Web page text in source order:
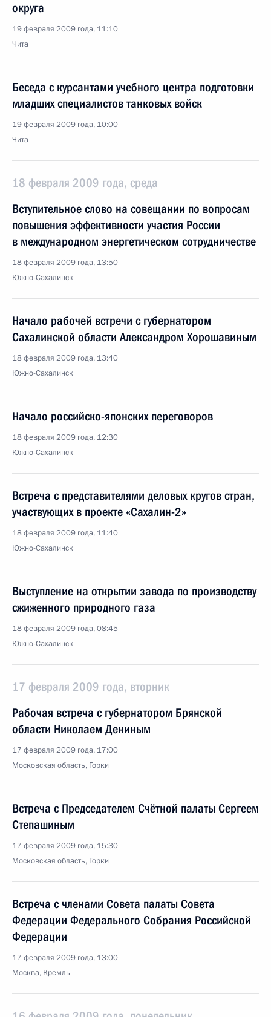
округа
19 февраля 2009 года, 11:10
Чита
Беседа с курсантами учебного центра подготовки
младших специалистов танковых войск
19 февраля 2009 года, 10:00
Чита
18 февраля 2009 года, среда
Вступительное слово на совещании по вопросам
повышения эффективности участия России
в международном энергетическом сотрудничестве
18 февраля 2009 года, 13:50
Южно-Сахалинск
Начало рабочей встречи с губернатором
Сахалинской области Александром Хорошавиным
18 февраля 2009 года, 13:40
Южно-Сахалинск
Начало российско-японских переговоров
18 февраля 2009 года, 12:30
Южно-Сахалинск
Встреча с представителями деловых кругов стран,
участвующих в проекте «Сахалин-2»
18 февраля 2009 года, 11:40
Южно-Сахалинск
Выступление на открытии завода по производству
сжиженного природного газа
18 февраля 2009 года, 08:45
Южно-Сахалинск
17 февраля 2009 года, вторник
Рабочая встреча с губернатором Брянской
области Николаем Дениным
17 февраля 2009 года, 17:00
Московская область, Горки
Встреча с Председателем Счётной палаты Сергеем
Степашиным
17 февраля 2009 года, 15:30
Московская область, Горки
Встреча с членами Совета палаты Совета
Федерации Федерального Собрания Российской
Федерации
17 февраля 2009 года, 13:00
Москва, Кремль